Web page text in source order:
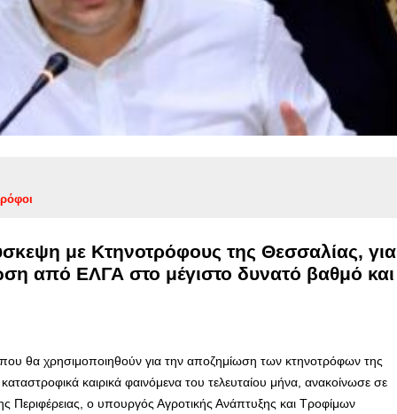
με Κτηνοτρόφους της Θεσσαλίας, για
από ΕΛΓΑ στο μέγιστο δυνατό βαθμό και
θα χρησιμοποιηθούν για την αποζημίωση των κτηνοτρόφων της
καιρικά φαινόμενα του τελευταίου μήνα, ανακοίνωσε σε
Περιφέρειας, ο υπουργός Αγροτικής Ανάπτυξης και Τροφίμων